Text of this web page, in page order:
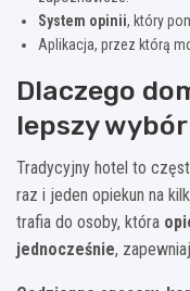
System opinii, który
Aplikacja, przez którą
Dlaczego
lepszy
Tradycyjny hotel to
raz i jeden opiekun na
trafia do osoby, która
jednocześnie,